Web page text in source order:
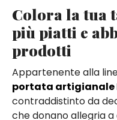
Colora la tua
più piatti e
prodotti
Appartenente alla
portata artigianale
contraddistinto da
che donano allegria a